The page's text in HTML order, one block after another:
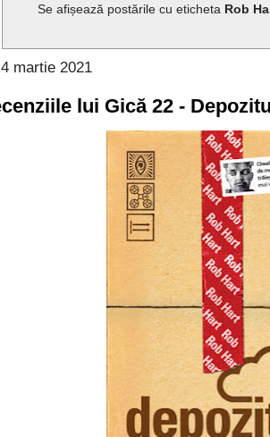
Se afișează postările cu eticheta Rob
martie 2021
lui Gică 22 -